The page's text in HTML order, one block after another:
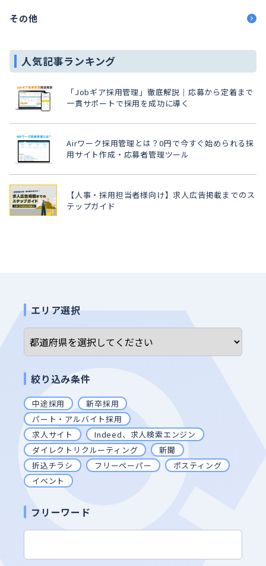
その他
人気記事ランキング
「Jobギア採用管理」徹底解説｜応募から定着まで
一貫サポートで採用を成功に導く
Airワーク採用管理とは？0円で今すぐ始められる採
用サイト作成・応募者管理ツール
【人事・採用担当者様向け】求人広告掲載までのス
テップガイド
エリア選択
絞り込み条件
中途採用
新卒採用
パート・アルバイト採用
求人サイト
Indeed、求人検索エンジン
ダイレクトリクルーティング
新聞
折込チラシ
フリーペーパー
ポスティング
イベント
フリーワード